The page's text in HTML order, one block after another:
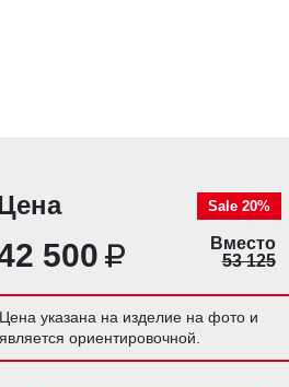
500
Sale 20%
Вместо
53 125
Цена указана на изделие на фото и
является ориентировочной.